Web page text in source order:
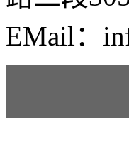
EMail：